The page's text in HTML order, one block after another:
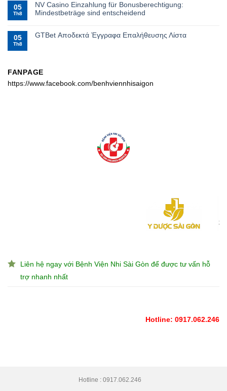
05
Th8
NV Casino Einzahlung für Bonusberechtigung:
Mindestbeträge sind entscheidend
05
Th8
GTBet Αποδεκτά Έγγραφα Επαλήθευσης Λίστα
FANPAGE
https://www.facebook.com/benhviennhisaigon
Liên hệ ngay với Bệnh Viện Nhi Sài Gòn để được tư vấn hỗ
trợ nhanh nhất
Hotline: 0917.062.246
Hotline : 0917.062.246